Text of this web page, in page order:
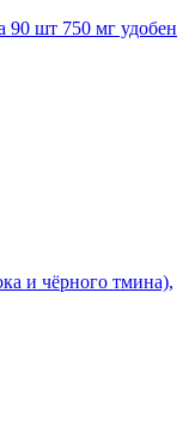
шт 750 мг удобен